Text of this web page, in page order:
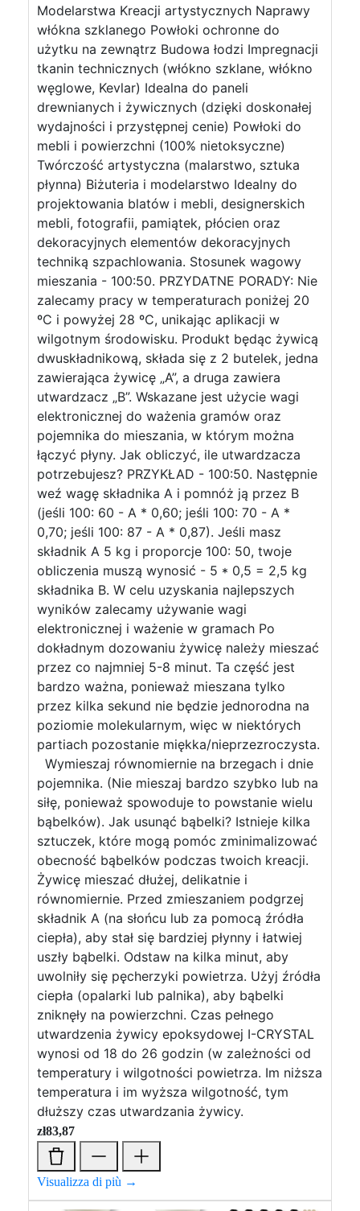
Modelarstwa Kreacji artystycznych Naprawy
włókna szklanego Powłoki ochronne do
użytku na zewnątrz Budowa łodzi Impregnacji
tkanin technicznych (włókno szklane, włókno
węglowe, Kevlar) Idealna do paneli
drewnianych i żywicznych (dzięki doskonałej
wydajności i przystępnej cenie) Powłoki do
mebli i powierzchni (100% nietoksyczne)
Twórczość artystyczna (malarstwo, sztuka
płynna) Biżuteria i modelarstwo Idealny do
projektowania blatów i mebli, designerskich
mebli, fotografii, pamiątek, płócien oraz
dekoracyjnych elementów dekoracyjnych
techniką szpachlowania. Stosunek wagowy
mieszania - 100:50. PRZYDATNE PORADY: Nie
zalecamy pracy w temperaturach poniżej 20
ºC i powyżej 28 ºC, unikając aplikacji w
wilgotnym środowisku. Produkt będąc żywicą
dwuskładnikową, składa się z 2 butelek, jedna
zawierająca żywicę „A”, a druga zawiera
utwardzacz „B”. Wskazane jest użycie wagi
elektronicznej do ważenia gramów oraz
pojemnika do mieszania, w którym można
łączyć płyny. Jak obliczyć, ile utwardzacza
potrzebujesz? PRZYKŁAD - 100:50. Następnie
weź wagę składnika A i pomnóż ją przez B
(jeśli 100: 60 - A * 0,60; jeśli 100: 70 - A *
0,70; jeśli 100: 87 - A * 0,87). Jeśli masz
składnik A 5 kg i proporcje 100: 50, twoje
obliczenia muszą wynosić - 5 * 0,5 = 2,5 kg
składnika B. W celu uzyskania najlepszych
wyników zalecamy używanie wagi
elektronicznej i ważenie w gramach Po
dokładnym dozowaniu żywicę należy mieszać
przez co najmniej 5-8 minut. Ta część jest
bardzo ważna, ponieważ mieszana tylko
przez kilka sekund nie będzie jednorodna na
poziomie molekularnym, więc w niektórych
partiach pozostanie miękka/nieprzezroczysta.
Wymieszaj równomiernie na brzegach i dnie
pojemnika. (Nie mieszaj bardzo szybko lub na
siłę, ponieważ spowoduje to powstanie wielu
bąbelków). Jak usunąć bąbelki? Istnieje kilka
sztuczek, które mogą pomóc zminimalizować
obecność bąbelków podczas twoich kreacji.
Żywicę mieszać dłużej, delikatnie i
równomiernie. Przed zmieszaniem podgrzej
składnik A (na słońcu lub za pomocą źródła
ciepła), aby stał się bardziej płynny i łatwiej
uszły bąbelki. Odstaw na kilka minut, aby
uwolniły się pęcherzyki powietrza. Użyj źródła
ciepła (opalarki lub palnika), aby bąbelki
zniknęły na powierzchni. Czas pełnego
utwardzenia żywicy epoksydowej I-CRYSTAL
wynosi od 18 do 26 godzin (w zależności od
temperatury i wilgotności powietrza. Im niższa
temperatura i im wyższa wilgotność, tym
dłuższy czas utwardzania żywicy.
zł83,87
Visualizza di più →